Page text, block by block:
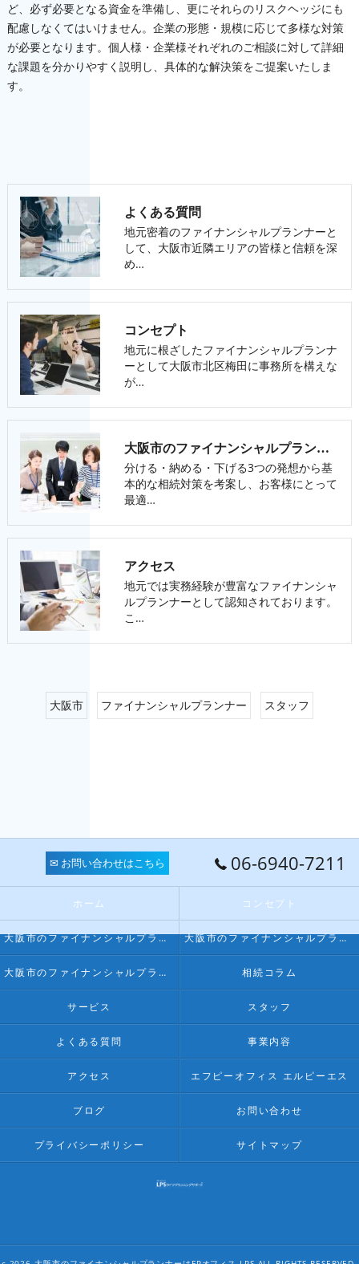
ど、必ず必要となる資金を準備し、更にそれらのリスクヘッジにも
配慮しなくてはいけません。企業の形態・規模に応じて多様な対策
が必要となります。個人様・企業様それぞれのご相談に対して詳細
な課題を分かりやすく説明し、具体的な解決策をご提案いたしま
す。
よくある質問
地元密着のファイナンシャルプランナーと
して、大阪市近隣エリアの皆様と信頼を深
め…
コンセプト
地元に根ざしたファイナンシャルプランナ
ーとして大阪市北区梅田に事務所を構えな
が…
大阪市のファイナンシャルプランナー･FPオフィス LPSの口コミ情報
分ける・納める・下げる3つの発想から基
本的な相続対策を考案し、お客様にとって
最適…
アクセス
地元では実務経験が豊富なファイナンシャ
ルプランナーとして認知されております。
こ…
大阪市 ファイナンシャルプランナー スタッフ
✉ お問い合わせはこちら 06-6940-7211
ホーム コンセプト
大阪市のファイナンシャルプランナー･FPオフィス LPSの口コミ情報 大阪市のファイナンシャルプランナー･FPオフィス LPSの評判
大阪市のファイナンシャルプランナー･FPオフィス LPSのお客様の声 相続コラム
サービス スタッフ
よくある質問 事業内容
アクセス エフピーオフィス エルピーエス
ブログ お問い合わせ
プライバシーポリシー サイトマップ